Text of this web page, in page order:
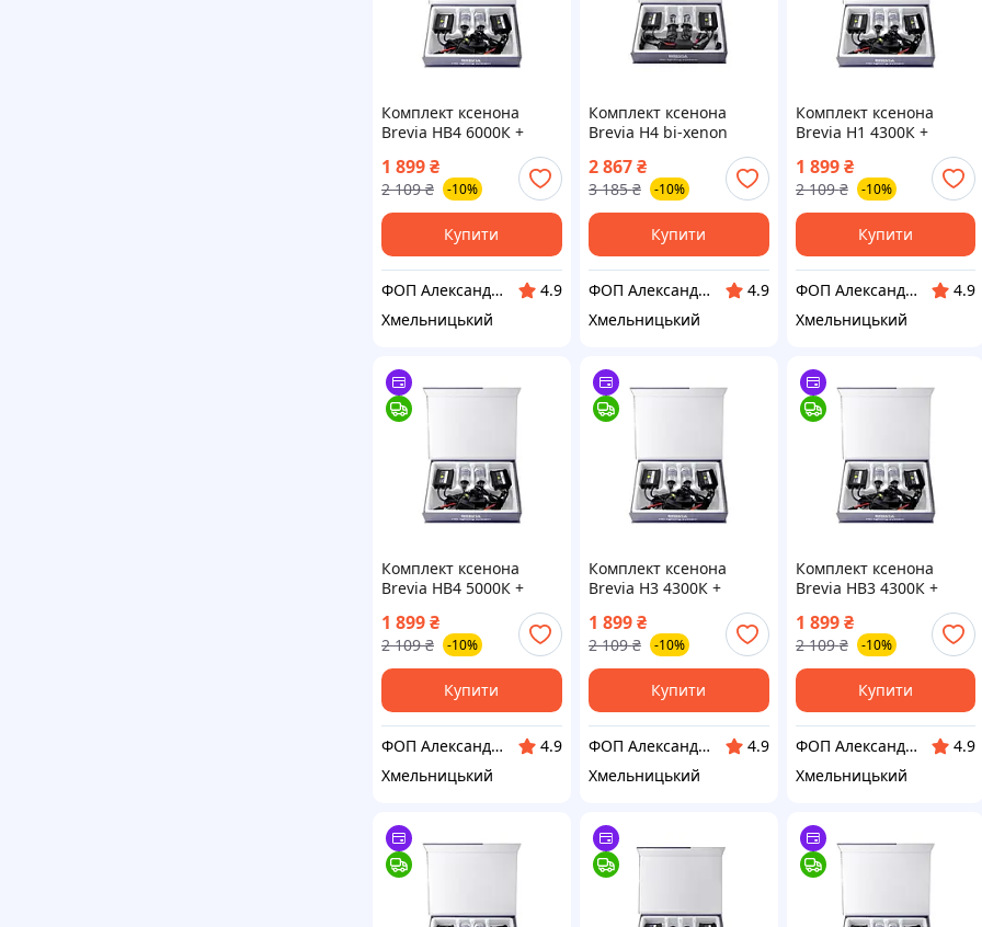
Комплект ксенона
Brevia HB4 6000К +
1 899₴
2 109 ₴ -10%
Купити
ФОП Александрова Ірина Анатоліївна
4.9
Хмельницький
Комплект ксенона
Brevia Н4 bi-xenon
Ballast
2 867₴
3 185 ₴ -10%
Купити
ФОП Александрова Ірина Анатоліївна
4.9
Хмельницький
Комплект ксенона
Brevia Н1 4300К +
1 899 ₴
2 109 ₴ -10%
Купити
ФОП Александрова Ірина Анатоліївна
4.9
Хмельницький
Комплект ксенона
Brevia HB4 5000К +
1 899₴
2 109 ₴ -10%
Купити
ФОП Александрова Ірина Анатоліївна
4.9
Хмельницький
Комплект ксенона
Brevia Н3 4300К +
1 899₴
2 109 ₴ -10%
Купити
ФОП Александрова Ірина Анатоліївна
4.9
Хмельницький
Комплект ксенона
Brevia HB3 4300К +
1 899 ₴
2 109 ₴ -10%
Купити
ФОП Александрова Ірина Анатоліївна
4.9
Хмельницький